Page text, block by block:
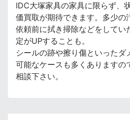
IDC大塚家具の家具に限らず、
価買取が期待できます。多少の
依頼前に拭き掃除などをしてい
定がUPすることも。
シールの跡や擦り傷といったダ
可能なケースも多くありますの
相談下さい。